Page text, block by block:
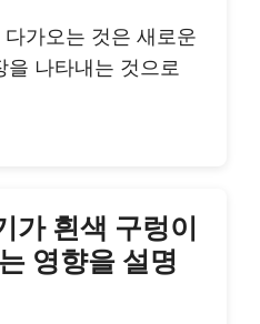
가오는 것은 새로운
나타내는 것으로
가 흰색 구렁이
영향을 설명